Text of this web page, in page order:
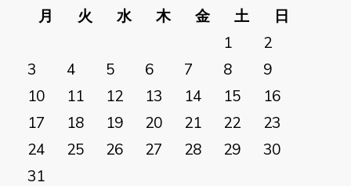
月
火 水 木 金 土
日
1
2
3
4 5 6 7 8
9
10
11 12 13 14 15
16
17
18 19 20 21 22
23
24
25 26 27 28 29
30
31